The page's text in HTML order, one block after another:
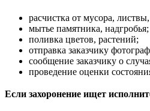
расчистка от мусора,
мытье памятника, надгробья;
поливка цветов, растений;
отправка заказчику
сообщение заказчику о
проведение оценки
Если захоронение ищет